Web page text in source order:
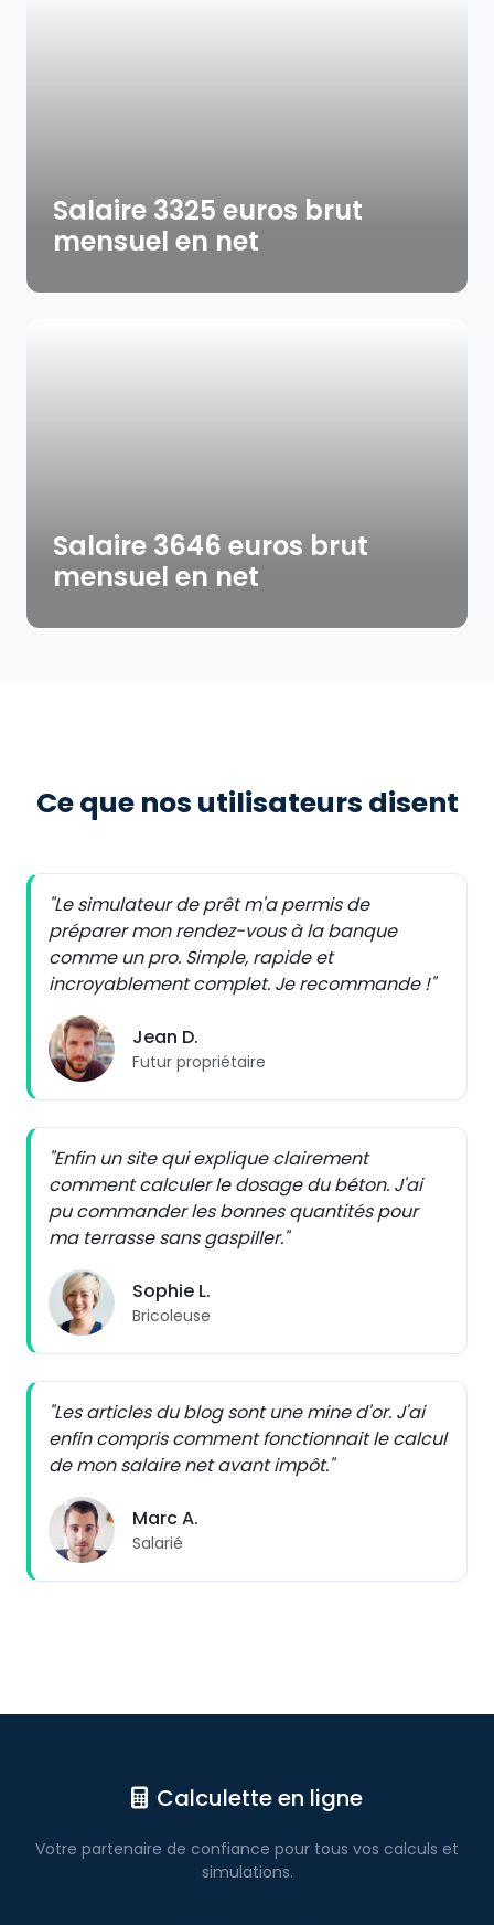
Salaire 3325 euros brut
mensuel en net
Salaire 3646 euros brut
mensuel en net
Ce que nos utilisateurs disent
"Le simulateur de prêt m'a permis de
préparer mon rendez-vous à la banque
comme un pro. Simple, rapide et
incroyablement complet. Je recommande !"
Jean D.
Futur propriétaire
"Enfin un site qui explique clairement
comment calculer le dosage du béton. J'ai
pu commander les bonnes quantités pour
ma terrasse sans gaspiller."
Sophie L.
Bricoleuse
"Les articles du blog sont une mine d'or. J'ai
enfin compris comment fonctionnait le calcul
de mon salaire net avant impôt."
Marc A.
Salarié
Calculette en ligne
Votre partenaire de confiance pour tous vos calculs et
simulations.